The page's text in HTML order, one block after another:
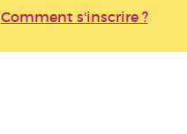
Comment s'inscrire ?